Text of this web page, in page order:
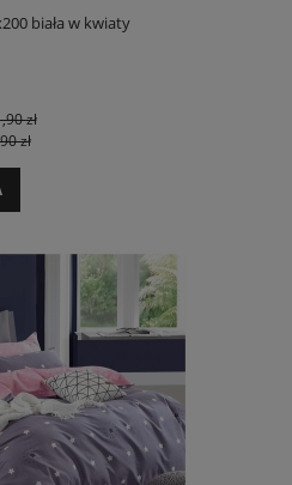
biała w kwiaty
zł
zł